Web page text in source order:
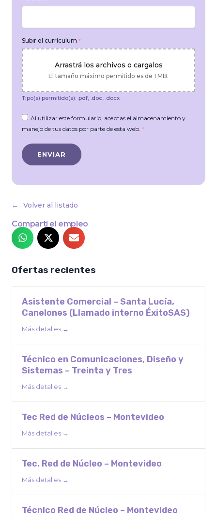
Subir el currículum *
Arrastrá los archivos o cargalos
El tamaño máximo permitido es de 1 MB.
Tipo(s) permitido(s): .pdf, .doc, .docx
Al utilizar este formulario, aceptas el almacenamiento y
manejo de tus datos por parte de esta web. *
Volver al listado
Compartí el empleo
Ofertas recientes
Asistente Comercial – Santa Lucía,
Canelones (Llamado interno ÉxitoSAS)
Más detalles
Técnico en Comunicaciones, Diseño y
Sistemas – Treinta y Tres
Más detalles
Tec Red de Núcleos – Montevideo
Más detalles
Tec. Red de Núcleo – Montevideo
Más detalles
Técnico Red de Núcleo – Montevideo